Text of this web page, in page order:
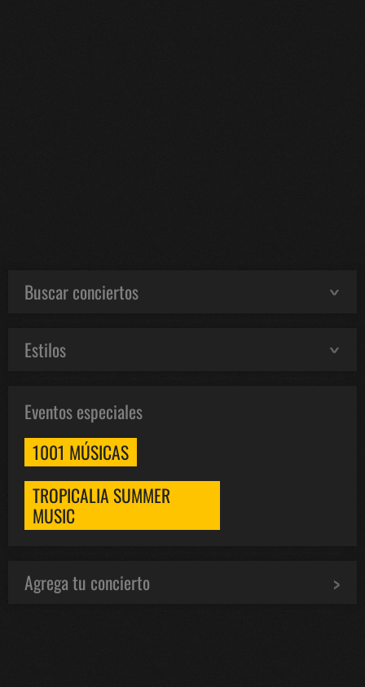
Buscar conciertos
Estilos
Eventos especiales
1001 MÚSICAS
TROPICALIA SUMMER
MUSIC
Agrega tu concierto